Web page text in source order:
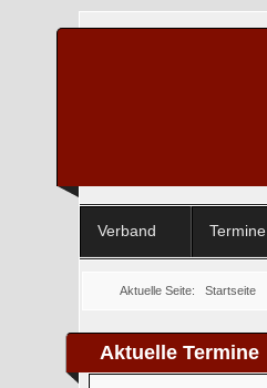
Verband Termine
Aktuelle Seite:Startseite
Aktuelle Termine